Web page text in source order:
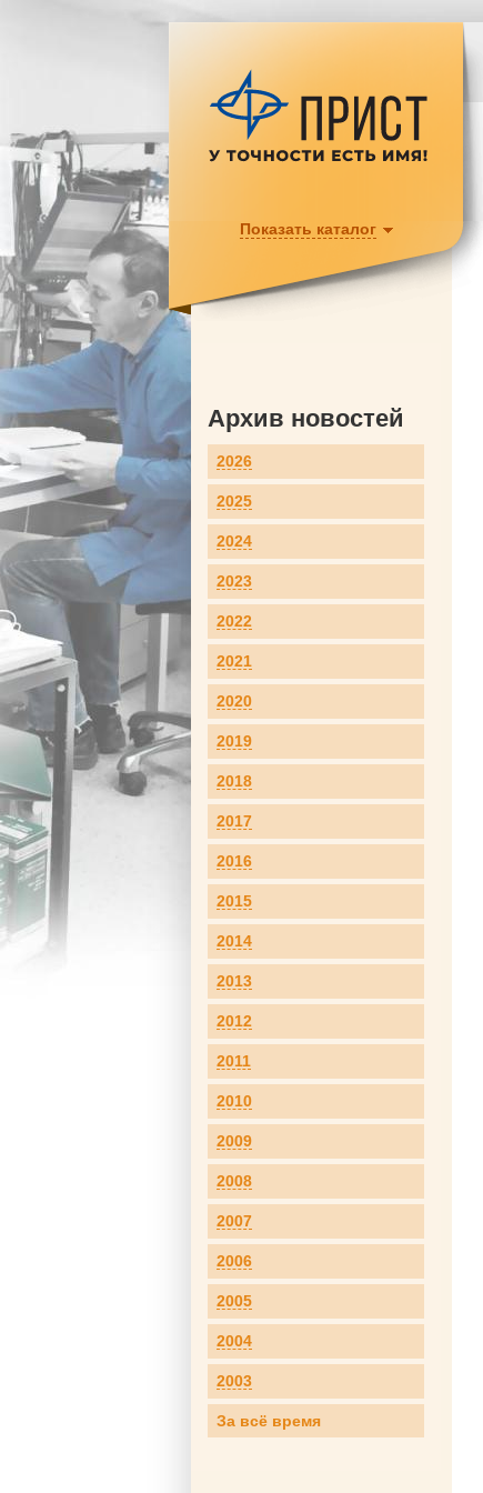
Показать каталог
Архив новостей
2026
2025
2024
2023
2022
2021
2020
2019
2018
2017
2016
2015
2014
2013
2012
2011
2010
2009
2008
2007
2006
2005
2004
2003
За всё время